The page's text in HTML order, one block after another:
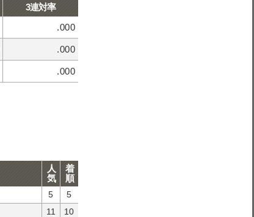
3連対率
.000
.000
.000
人
気
着
順
5
5
11
10